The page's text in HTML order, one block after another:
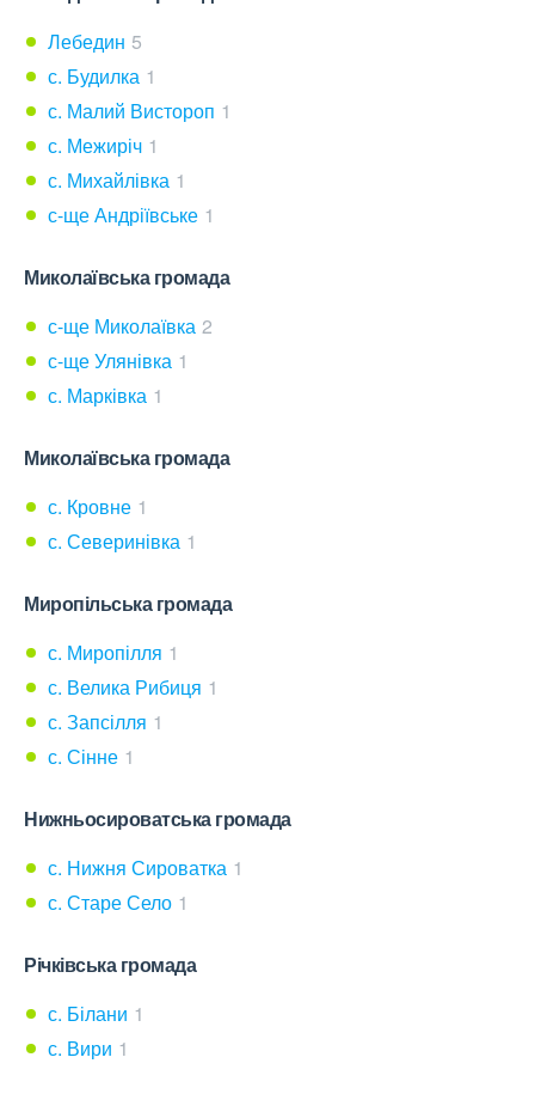
Лебедин 5
с. Будилка 1
с. Малий Вистороп 1
с. Межиріч 1
с. Михайлівка 1
с-ще Андріївське 1
Миколаївська громада
с-ще Миколаївка 2
с-ще Улянівка 1
с. Марківка 1
Миколаївська громада
с. Кровне 1
с. Северинівка 1
Миропільська громада
с. Миропілля 1
с. Велика Рибиця 1
с. Запсілля 1
с. Сінне 1
Нижньосироватська громада
с. Нижня Сироватка 1
с. Старе Село 1
Річківська громада
с. Білани 1
с. Вири 1